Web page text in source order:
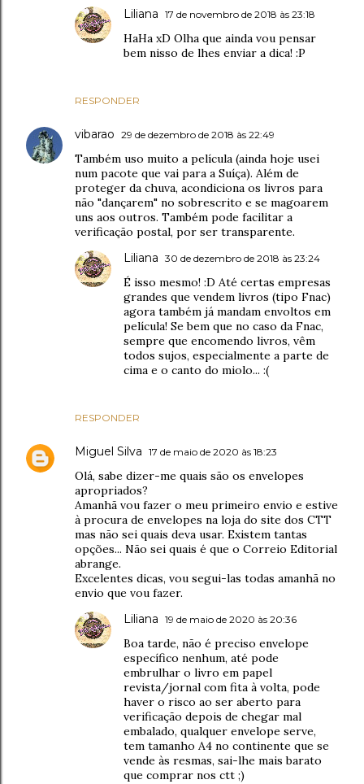
RESPONDER
Liliana 17 de novembro de 2018 às 23:18
HaHa xD Olha que ainda vou pensar
bem nisso de lhes enviar a dica! :P
vibarao 29 de dezembro de 2018 às 22:49
Também uso muito a película (ainda hoje usei
num pacote que vai para a Suíça). Além de
proteger da chuva, acondiciona os livros para
não "dançarem" no sobrescrito e se magoarem
uns aos outros. Também pode facilitar a
verificação postal, por ser transparente.
RESPONDER
Liliana 30 de dezembro de 2018 às 23:24
É isso mesmo! :D Até certas empresas
grandes que vendem livros (tipo Fnac)
agora também já mandam envoltos em
película! Se bem que no caso da Fnac,
sempre que encomendo livros, vêm
todos sujos, especialmente a parte de
cima e o canto do miolo... :(
Miguel Silva 17 de maio de 2020 às 18:23
Olá, sabe dizer-me quais são os envelopes
apropriados?
Amanhã vou fazer o meu primeiro envio e estive
à procura de envelopes na loja do site dos CTT
mas não sei quais deva usar. Existem tantas
opções... Não sei quais é que o Correio Editorial
abrange.
Excelentes dicas, vou segui-las todas amanhã no
envio que vou fazer.
Liliana 19 de maio de 2020 às 20:36
Boa tarde, não é preciso envelope
específico nenhum, até pode
embrulhar o livro em papel
revista/jornal com fita à volta, pode
haver o risco ao ser aberto para
verificação depois de chegar mal
embalado, qualquer envelope serve,
tem tamanho A4 no continente que se
vende às resmas, sai-lhe mais barato
que comprar nos ctt ;)